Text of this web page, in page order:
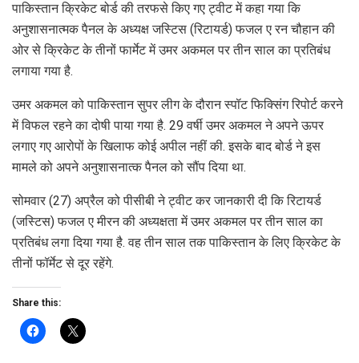
पाकिस्तान क्रिकेट बोर्ड की तरफसे किए गए ट्वीट में कहा गया कि
अनुशासनात्मक पैनल के अध्यक्ष जस्टिस (रिटायर्ड) फजल ए रन चौहान की
ओर से क्रिकेट के तीनों फार्मेट में उमर अकमल पर तीन साल का प्रतिबंध
लगाया गया है.
उमर अकमल को पाकिस्तान सुपर लीग के दौरान स्पॉट फिक्सिंग रिपोर्ट करने
में विफल रहने का दोषी पाया गया है. 29 वर्षी उमर अकमल ने अपने ऊपर
लगाए गए आरोपों के खिलाफ कोई अपील नहीं की. इसके बाद बोर्ड ने इस
मामले को अपने अनुशासनात्क पैनल को सौंप दिया था.
सोमवार (27) अप्रैल को पीसीबी ने ट्वीट कर जानकारी दी कि रिटायर्ड
(जस्टिस) फजल ए मीरन की अध्यक्षता में उमर अकमल पर तीन साल का
प्रतिबंध लगा दिया गया है. वह तीन साल तक पाकिस्तान के लिए क्रिकेट के
तीनों फॉर्मेट से दूर रहेंगे.
Share this: